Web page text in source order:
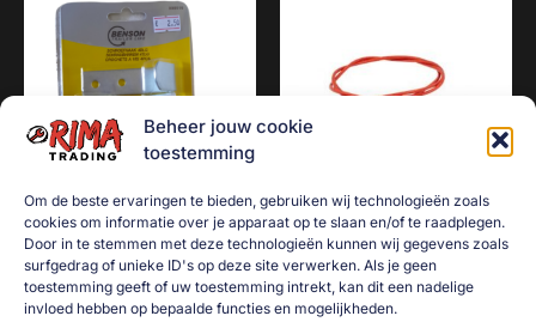
Beheer jouw cookie
toestemming
Om de beste ervaringen te bieden, gebruiken wij technologieën zoals
cookies om informatie over je apparaat op te slaan en/of te raadplegen.
Door in te stemmen met deze technologieën kunnen wij gegevens zoals
surfgedrag of unieke ID's op deze site verwerken. Als je geen
toestemming geeft of uw toestemming intrekt, kan dit een nadelige
invloed hebben op bepaalde functies en mogelijkheden.
Touwhaak schroefbaar /
schroefhaak 4-delig
€2,50
Breekkabel /
veiligheidskabel / remkabel
zwart 100cm + breekring